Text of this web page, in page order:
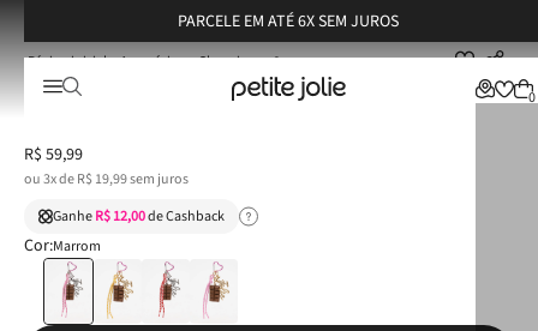
PARCELE EM ATÉ 6X SEM JUROS
0
Acessórios Chaveiros Chaveiro Petite Jolie Chocolate 2 PJ20326
Chaveiro Petite Jolie Chocolate 2 PJ20326
R$ 59,99
ou3x deR$ 19,99sem juros
GanheR$ 12,00de Cashback
Cor:Marrom